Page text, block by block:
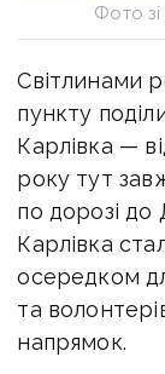
Фото
Світлинами
пункту
Карлівка —
року тут
по дорозі до
Карлівка
осередком
та
напрямок.